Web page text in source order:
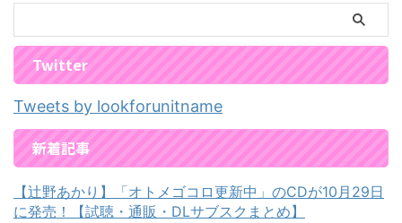
Twitter
Tweets by lookforunitname
新着記事
【辻野あかり】「オトメゴコロ更新中」のCDが10月29日
に発売！【試聴・通販・DLサブスクまとめ】